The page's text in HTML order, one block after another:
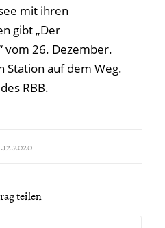
mit ihren
gibt „Der
vom 26. Dezember.
Station auf dem Weg.
RBB.
teilen